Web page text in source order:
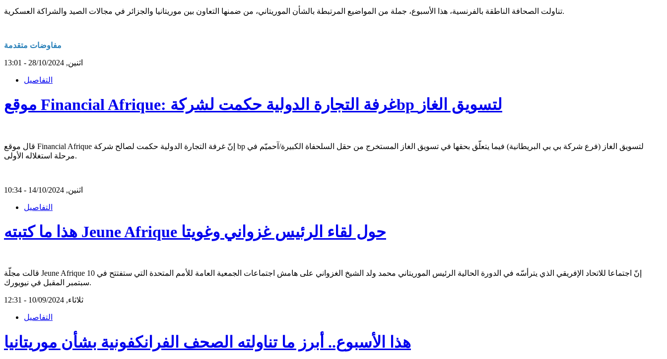
تناولت الصحافة الناطقة بالفرنسية، هذا الأسبوع، جملة من المواضيع المرتبطة بالشأن الموريتاني، من ضمنها التعاون بين موريتانيا والجزائر في مجالات الصيد والشراكة العسكرية.
مفاوضات متقدمة
اثنين, 28/10/2024 - 13:01
التفاصيل
موقع Financial Afrique: غرفة التجارة الدولية حكمت لشركةbp لتسويق الغاز
قال موقع Financial Afrique إنّ غرفة التجارة الدولية حكمت لصالح شركة bp لتسويق الغاز (فرع شركة بي بي البريطانية) فيما يتعلّق بحقها في تسويق الغاز المستخرج من حقل السلحفاة الكبيرة/آحميّم في
مرحلة استغلاله الأولى.
اثنين, 14/10/2024 - 10:34
التفاصيل
هذا ما كتبته Jeune Afrique حول لقاء الرئيس غزواني وغويتا
قالت مجلّة Jeune Afrique إنّ اجتماعا للاتحاد الإفريقي الذي يترأسّه في الدورة الحالية الرئيس الموريتاني محمد ولد الشيخ الغزواني على هامش اجتماعات الجمعية العامة للأمم المتحدة التي ستفتتح في 10
سبتمبر المقبل في نيويورك.
ثلاثاء, 10/09/2024 - 12:31
التفاصيل
هذا الأسبوع.. أبرز ما تناولته الصحف الفرانكفونية بشأن موريتانيا